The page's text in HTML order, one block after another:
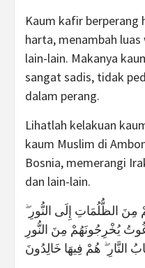
Kaum kafir berperang
harta, menambah
lain-lain. Makanya
sangat sadis, tidak
dalam perang.
Lihatlah kelakuan
kaum Muslim di
Bosnia, memerangi
dan lain-lain.
مِنَ الظُّلُمَاتِ إِلَى النُّورِ
يُخْرِجُونَهُمْ مِنَ النُّورِ
النَّارِ ۖ هُمْ فِيهَا خَالِدُونَ